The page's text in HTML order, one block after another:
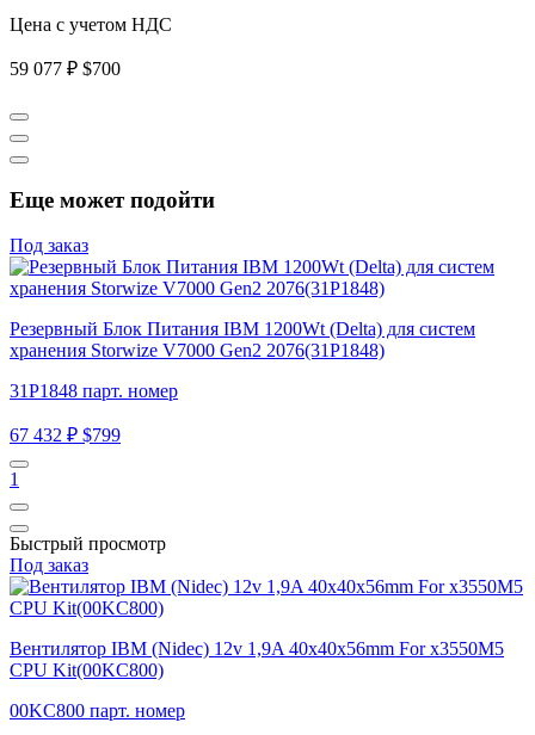
Цена с учетом НДС
59 077 ₽ $700
Еще может подойти
Под заказ
Резервный Блок Питания IBM 1200Wt (Delta) для систем
хранения Storwize V7000 Gen2 2076(31P1848)
31P1848 парт. номер
67 432 ₽ $799
1
Быстрый просмотр
Под заказ
Вентилятор IBM (Nidec) 12v 1,9A 40x40x56mm For x3550M5
CPU Kit(00KC800)
00KC800 парт. номер